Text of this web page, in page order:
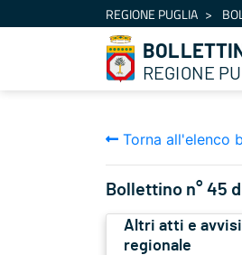
Salta al contenutoREGIONE PUGLIA
REGIONE
Torna all'elenco
Bollettino n° 45
Altri atti e
regionale